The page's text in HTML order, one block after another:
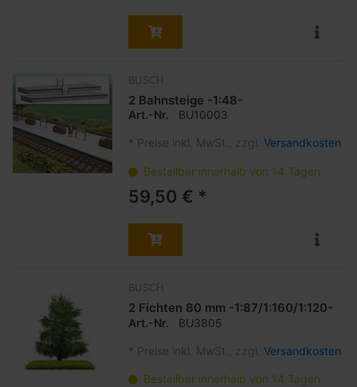
BUSCH
2 Bahnsteige -1:48-
Art.-Nr. BU10003
* Preise inkl. MwSt., zzgl. Versandkosten
Bestellbar innerhalb von 14 Tagen
59,50 € *
BUSCH
2 Fichten 80 mm -1:87/1:160/1:120-
Art.-Nr. BU3805
* Preise inkl. MwSt., zzgl. Versandkosten
Bestellbar innerhalb von 14 Tagen